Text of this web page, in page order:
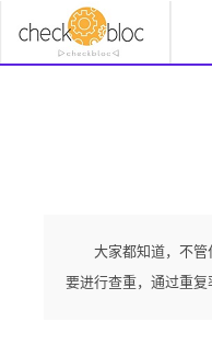
大家都知道，不
要进行查重，通过重